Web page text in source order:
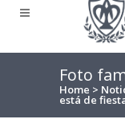
Foto
Home >
está de